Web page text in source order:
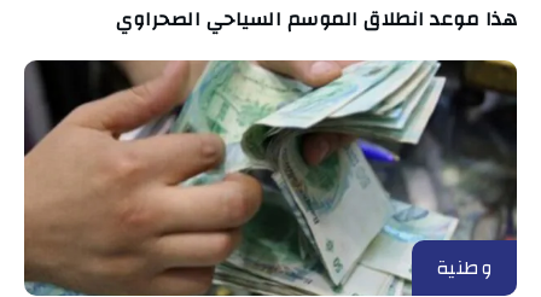
هذا موعد انطلاق الموسم السياحي الصحراوي
وطنية